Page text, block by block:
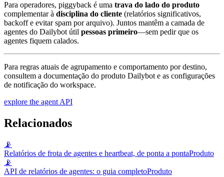
Para operadores, piggyback é uma trava do lado do produto
complementar à disciplina do cliente (relatórios significativos,
backoff e evitar spam por arquivo). Juntos mantêm a camada de
agentes do Dailybot útil pessoas primeiro—sem pedir que os
agentes fiquem calados.
Para regras atuais de agrupamento e comportamento por destino,
consultem a documentação do produto Dailybot e as configurações
de notificação do workspace.
explore the agent API
Relacionados
📡
Relatórios de frota de agentes e heartbeat, de ponta a pontaProduto
📡
API de relatórios de agentes: o guia completoProduto